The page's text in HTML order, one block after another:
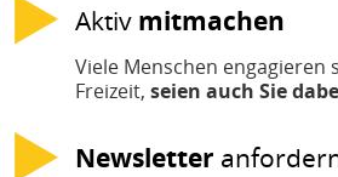
Aktiv mitmachen
Viele Menschen engagieren
Freizeit, seien auch Sie
Newsletter